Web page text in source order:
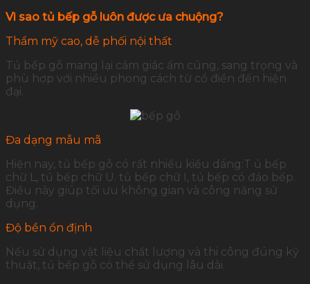
Vì sao tủ bếp gỗ luôn được ưa chuộng?
Thẩm mỹ cao, dễ phối nội thất
Tủ bếp gỗ mang lại cảm giác ấm cúng, sang trọng và
phù hợp với nhiều phong cách từ cổ điển đến hiện
đại.
Đa dạng mẫu mã
Hiện nay, tủ bếp gỗ có rất nhiều kiểu dáng:T ủ bếp
chữ L, tủ bếp chữ U. tủ bếp chữ I, tủ bếp có đảo bếp.
Điều này giúp tối ưu không gian và công năng sử
dụng.
Độ bền ổn định
Nếu sử dụng vật liệu chất lượng và thi công đúng kỹ
thuật, tủ bếp gỗ có thể sử dụng lâu dài.